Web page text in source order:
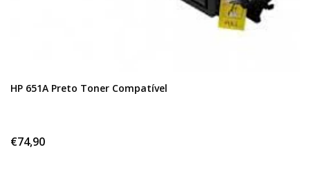
HP 651A Preto Toner Compatível
€74,90